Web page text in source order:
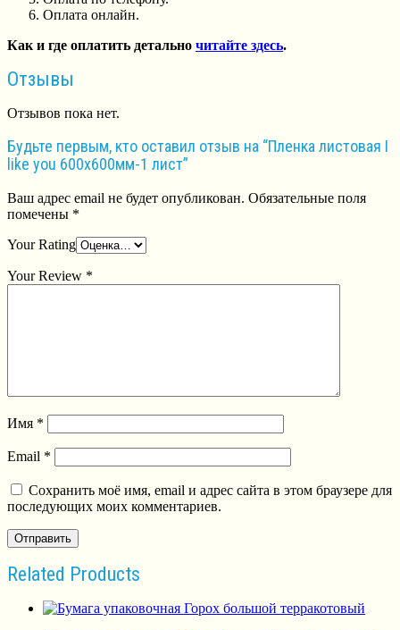
Оплата онлайн.
Как и где оплатить детально читайте здесь.
Отзывы
Отзывов пока нет.
Будьте первым, кто оставил отзыв на “Пленка листовая I
like you 600х600мм-1 лист”
Ваш адрес email не будет опубликован. Обязательные поля
помечены *
Your Rating
Your Review *
Имя *
Email *
Сохранить моё имя, email и адрес сайта в этом браузере для
последующих моих комментариев.
Related Products